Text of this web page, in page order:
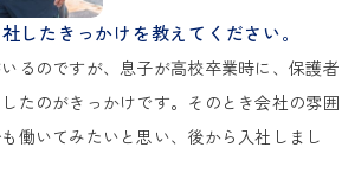
したきっかけを教えてください。
るのですが、息子が高校卒業時に、保護者
たのがきっかけです。そのとき会社の雰囲
働いてみたいと思い、後から入社しまし